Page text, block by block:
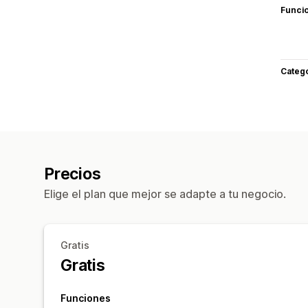
Precios
Elige el plan que mejor se adapte a tu negocio.
Gratis
Gratis
Funciones